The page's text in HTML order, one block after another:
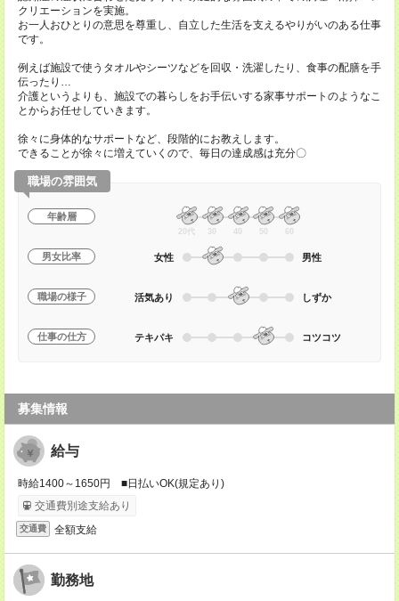
クリエーションを実施。
お一人おひとりの意思を尊重し、自立した生活を支えるやりがいのある仕事
です。
例えば施設で使うタオルやシーツなどを回収・洗濯したり、食事の配膳を手
伝ったり…
介護というよりも、施設での暮らしをお手伝いする家事サポートのようなこ
とからお任せしていきます。
徐々に身体的なサポートなど、段階的にお教えします。
できることが徐々に増えていくので、毎日の達成感は充分〇
職場の雰囲気
年齢層
20代 30 40 50 60
男女比率 女性 男性
職場の様子 活気あり しずか
仕事の仕方 テキパキ コツコツ
募集情報
給与
時給1400～1650円 ■日払いOK(規定あり)
交通費別途支給あり
交通費 全額支給
勤務地